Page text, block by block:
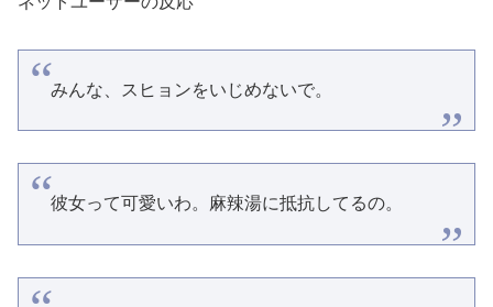
みんな、スヒョンをいじめないで。
彼女って可愛いわ。麻辣湯に抵抗してるの。